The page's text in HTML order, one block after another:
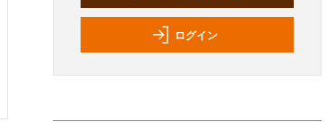
ログイン